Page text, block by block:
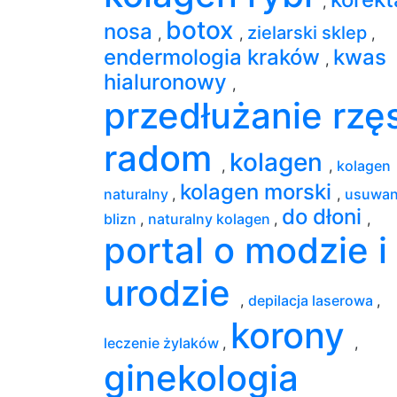
nosa , botox , zielarski sklep ,
endermologia kraków , kwas
hialuronowy ,
przedłużanie
radom
, kolagen , kolagen
naturalny , kolagen morski ,
blizn , naturalny kolagen , do dłoni ,
portal o modzie i
urodzie
, depilacja laserowa ,
leczenie żylaków , korony ,
ginekologia